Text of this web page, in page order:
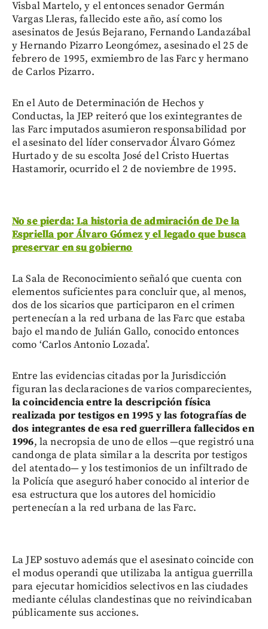
Visbal Martelo, y el entonces senador Germán
Vargas Lleras, fallecido este año, así como los
asesinatos de Jesús Bejarano, Fernando Landazábal
y Hernando Pizarro Leongómez, asesinado el 25 de
febrero de 1995, exmiembro de las Farc y hermano
de Carlos Pizarro.
En el Auto de Determinación de Hechos y
Conductas, la JEP reiteró que los exintegrantes de
las Farc imputados asumieron responsabilidad por
el asesinato del líder conservador Álvaro Gómez
Hurtado y de su escolta José del Cristo Huertas
Hastamorir, ocurrido el 2 de noviembre de 1995.
No se pierda: La historia de admiración de De la
Espriella por Álvaro Gómez y el legado que busca
preservar en su gobierno
La Sala de Reconocimiento señaló que cuenta con
elementos suficientes para concluir que, al menos,
dos de los sicarios que participaron en el crimen
pertenecían a la red urbana de las Farc que estaba
bajo el mando de Julián Gallo, conocido entonces
como ‘Carlos Antonio Lozada’.
Entre las evidencias citadas por la Jurisdicción
figuran las declaraciones de varios comparecientes,
la coincidencia entre la descripción física
realizada por testigos en 1995 y las fotografías de
dos integrantes de esa red guerrillera fallecidos en
1996, la necropsia de uno de ellos —que registró una
candonga de plata similar a la descrita por testigos
del atentado— y los testimonios de un infiltrado de
la Policía que aseguró haber conocido al interior de
esa estructura que los autores del homicidio
pertenecían a la red urbana de las Farc.
La JEP sostuvo además que el asesinato coincide con
el modus operandi que utilizaba la antigua guerrilla
para ejecutar homicidios selectivos en las ciudades
mediante células clandestinas que no reivindicaban
públicamente sus acciones.